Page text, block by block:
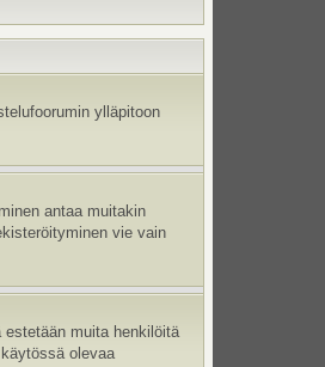
ylläpitoon
antaa muitakin
vie vain
muita henkilöitä
olevaa